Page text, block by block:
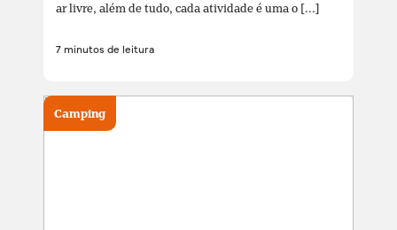
ar livre, além de tudo, cada atividade é uma o [...]
7 minutos de leitura
Camping